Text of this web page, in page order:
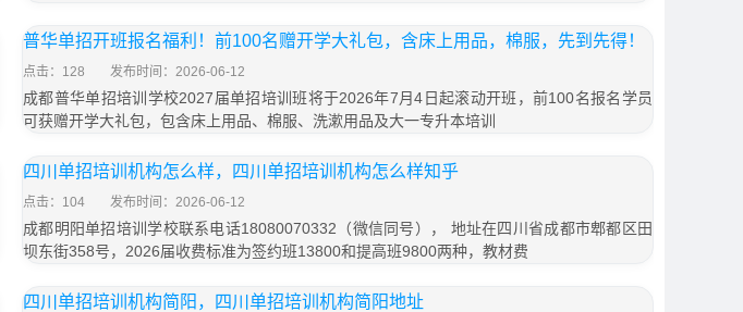
普华单招开班报名福利！前100名赠开学大礼包，含床上用品，棉服，先到先得！
点击：128 发布时间：2026-06-12
成都普华单招培训学校2027届单招培训班将于2026年7月4日起滚动开班，前100名报名学员
可获赠开学大礼包，包含床上用品、棉服、洗漱用品及大一专升本培训
四川单招培训机构怎么样，四川单招培训机构怎么样知乎
点击：104 发布时间：2026-06-12
成都明阳单招培训学校联系电话18080070332（微信同号）， 地址在四川省成都市郫都区田
坝东街358号，2026届收费标准为签约班13800和提高班9800两种，教材费
四川单招培训机构简阳，四川单招培训机构简阳地址